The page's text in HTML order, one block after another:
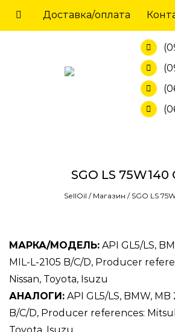
Доставка/оплата
SGO LS 75W140
SellOil / Магазин / SGO LS
МАРКА/МОДЕЛЬ: API GL5/LS,
MIL-L-2105 B/C/D, Producer
Nissan, Toyota, Isuzu
АНАЛОГИ: API GL5/LS, BMW, MB
B/C/D, Producer references: